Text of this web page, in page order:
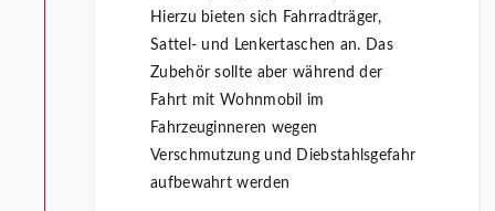
Hierzu bieten sich Fahrradträger,
Sattel- und Lenkertaschen an. Das
Zubehör sollte aber während der
Fahrt mit Wohnmobil im
Fahrzeuginneren wegen
Verschmutzung und Diebstahlsgefahr
aufbewahrt werden